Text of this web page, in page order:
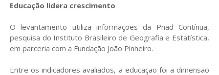
Educação lidera crescimento
O levantamento utiliza informações da Pnad Contínua,
pesquisa do Instituto Brasileiro de Geografia e Estatística,
em parceria com a Fundação João Pinheiro.
Entre os indicadores avaliados, a educação foi a dimensão